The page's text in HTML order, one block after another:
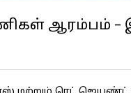
ஆரம்பம்